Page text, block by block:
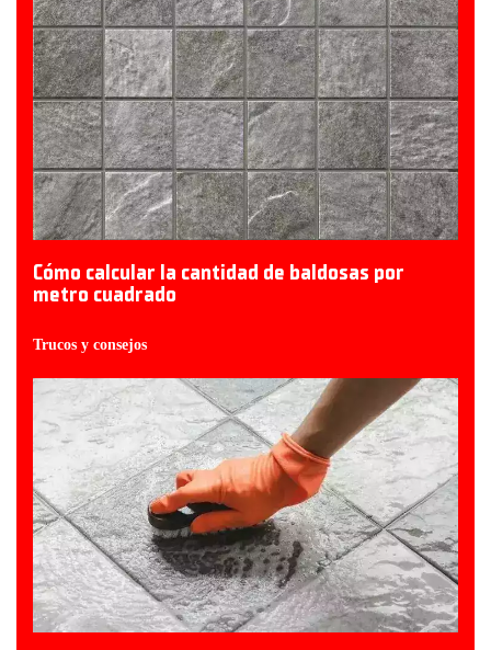
Cómo calcular la cantidad de baldosas por
metro cuadrado
Trucos y consejos